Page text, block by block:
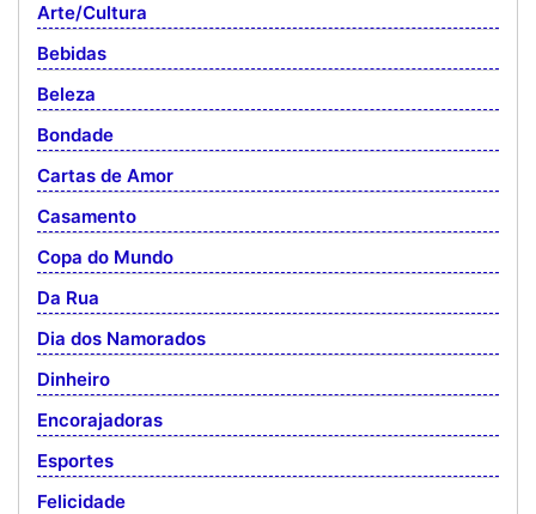
Arte/Cultura
Bebidas
Beleza
Bondade
Cartas de Amor
Casamento
Copa do Mundo
Da Rua
Dia dos Namorados
Dinheiro
Encorajadoras
Esportes
Felicidade